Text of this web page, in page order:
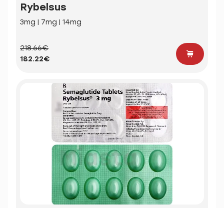
Rybelsus
3mg | 7mg | 14mg
218.66€
182.22€